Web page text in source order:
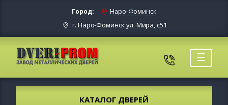
Город: Наро-Фоминск
г. Наро-Фоминск ул. Мира, с51
☰
КАТАЛОГ ДВЕРЕЙ